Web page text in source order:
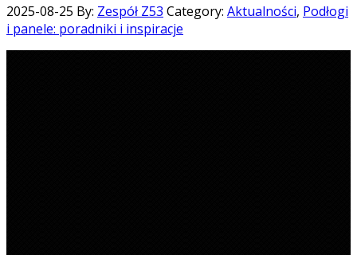
2025-08-25 By: Zespół Z53 Category: Aktualności, Podłogi
i panele: poradniki i inspiracje